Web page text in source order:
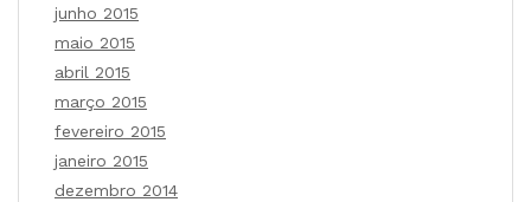
junho 2015
maio 2015
abril 2015
março 2015
fevereiro 2015
janeiro 2015
dezembro 2014